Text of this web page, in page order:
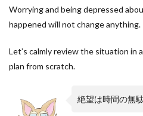
Worrying and being depressed
happened will not change anything.
Let’s calmly review the situation in
plan from scratch.
絶望は時間の無